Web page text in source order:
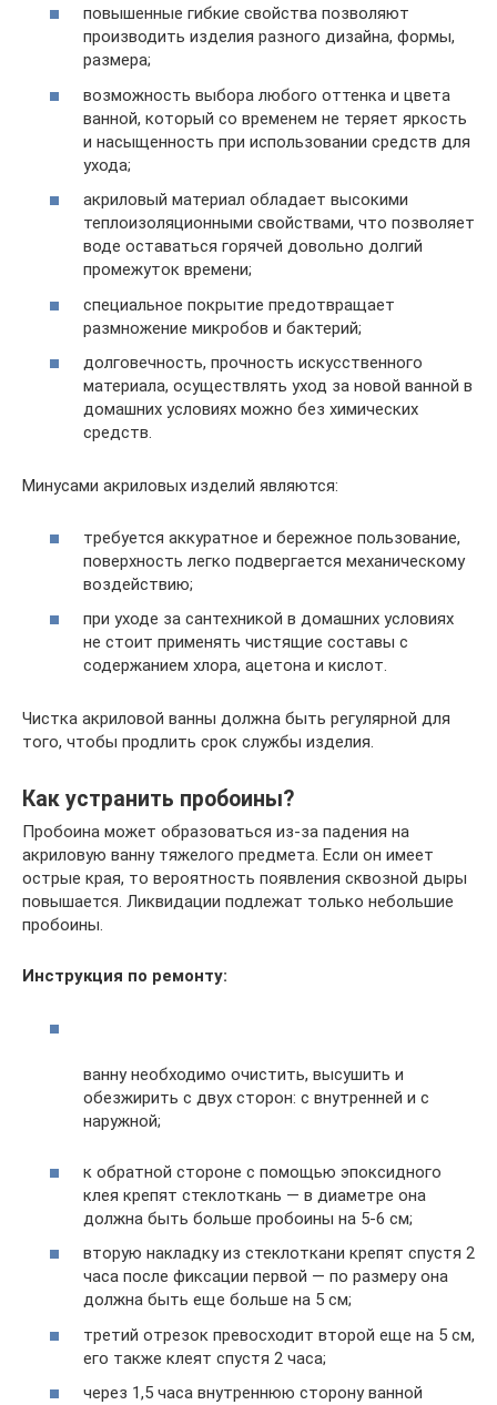
повышенные гибкие свойства позволяют
производить изделия разного дизайна, формы,
размера;
возможность выбора любого оттенка и цвета
ванной, который со временем не теряет яркость
и насыщенность при использовании средств для
ухода;
акриловый материал обладает высокими
теплоизоляционными свойствами, что позволяет
воде оставаться горячей довольно долгий
промежуток времени;
специальное покрытие предотвращает
размножение микробов и бактерий;
долговечность, прочность искусственного
материала, осуществлять уход за новой ванной в
домашних условиях можно без химических
средств.
Минусами акриловых изделий являются:
требуется аккуратное и бережное пользование,
поверхность легко подвергается механическому
воздействию;
при уходе за сантехникой в домашних условиях
не стоит применять чистящие составы с
содержанием хлора, ацетона и кислот.
Чистка акриловой ванны должна быть регулярной для
того, чтобы продлить срок службы изделия.
Как устранить пробоины?
Пробоина может образоваться из-за падения на
акриловую ванну тяжелого предмета. Если он имеет
острые края, то вероятность появления сквозной дыры
повышается. Ликвидации подлежат только небольшие
пробоины.
Инструкция по ремонту:
ванну необходимо очистить, высушить и
обезжирить с двух сторон: с внутренней и с
наружной;
к обратной стороне с помощью эпоксидного
клея крепят стеклоткань — в диаметре она
должна быть больше пробоины на 5-6 см;
вторую накладку из стеклоткани крепят спустя 2
часа после фиксации первой — по размеру она
должна быть еще больше на 5 см;
третий отрезок превосходит второй еще на 5 см,
его также клеят спустя 2 часа;
через 1,5 часа внутреннюю сторону ванной